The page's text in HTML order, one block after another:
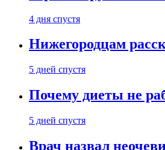
4 дня спустя
Нижегородцам
5 дней спустя
Почему диеты не
5 дней спустя
Врач назвал